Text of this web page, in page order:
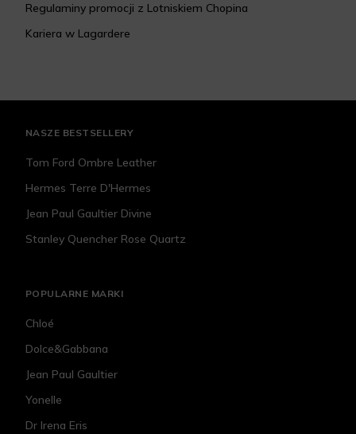
Regulaminy promocji z Lotniskiem Chopina
Kariera w Lagardere
NASZE BESTSELLERY
Tom Ford Ombre Leather
Hermes Terre D'Hermes
Jean Paul Gaultier Divine
Stanley Quencher Rose Quartz
POPULARNE MARKI
Chloé
Dolce&Gabbana
Jean Paul Gaultier
Yonelle
Dr Irena Eris